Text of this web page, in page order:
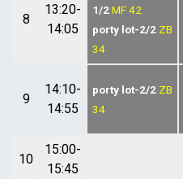
8
13:20-
14:05
1/2MF42
porty lot-2/2 ZB
34
9
14:10-
14:55
porty lot-2/2 ZB
34
10
15:00-
15:45